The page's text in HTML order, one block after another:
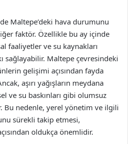
Maltepe’deki hava durumunu
faktör. Özellikle bu ay içinde
faaliyetler ve su kaynakları
sağlayabilir. Maltepe çevresindeki
gelişimi açısından fayda
aşırı yağışların meydana
ve su baskınları gibi olumsuz
Bu nedenle, yerel yönetim ve ilgili
sürekli takip etmesi,
oldukça önemlidir.